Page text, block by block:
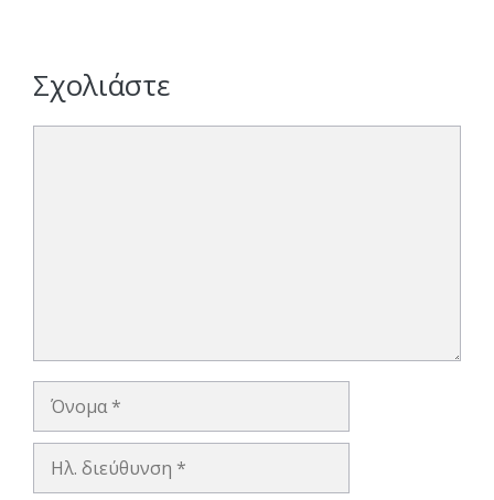
Σχολιάστε
Όνομα
Ηλ.